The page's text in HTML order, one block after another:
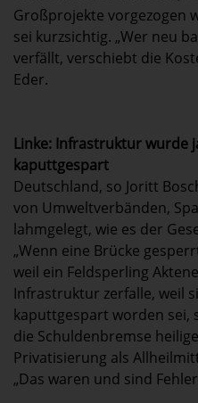
Großprojekte vorgezogen
sei kurzsichtig. „Wer neu
verfällt, verschiebt die
Eder.
Linke: Infrastruktur wurde
kaputtgespart
Deutschland, so Joritt
von Umweltverbänden,
lahmgelegt, wie es der
„Wenn eine Brücke
weil ein Feldsperling
Infrastruktur zerfalle, weil
kaputtgespart worden sei,
die Schuldenbremse
Privatisierung als
„Das waren und sind